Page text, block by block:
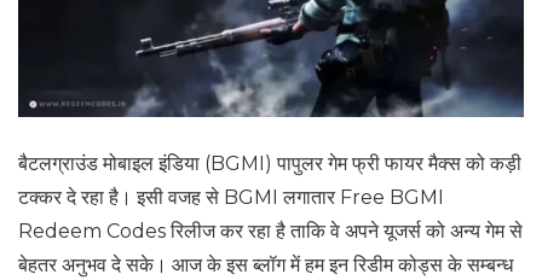
बैटलग्राउंड मोबाइल इंडिया (BGMI) पापुलर गेम फ्री फायर मैक्स को कड़ी
टक्कर दे रहा है। इसी वजह से BGMI लगातार Free BGMI
Redeem Codes रिलीज कर रहा है ताकि वे अपने यूजर्स को अन्य गेम से
बेहतर अनुभव दे सके। आज के इस ब्लॉग में हम इन रिडीम कोड्स के सम्बन्ध